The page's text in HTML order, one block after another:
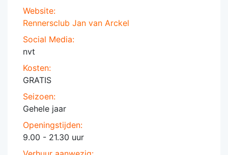
Website:
Rennersclub Jan van Arckel
Social Media:
nvt
Kosten:
GRATIS
Seizoen:
Gehele jaar
Openingstijden:
9.00 - 21.30 uur